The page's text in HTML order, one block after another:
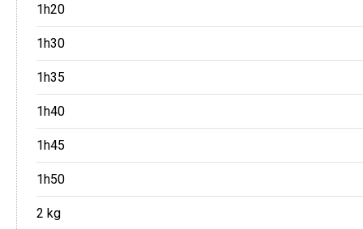
1h20
1h30
1h35
1h40
1h45
1h50
2 kg